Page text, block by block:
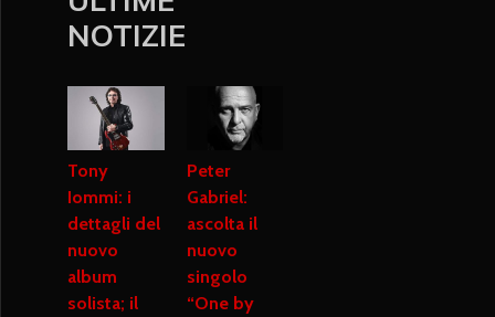
NOTIZIE
Tony
Iommi: i
dettagli del
nuovo
album
solista; il
Peter
Gabriel:
ascolta il
nuovo
singolo
“One by